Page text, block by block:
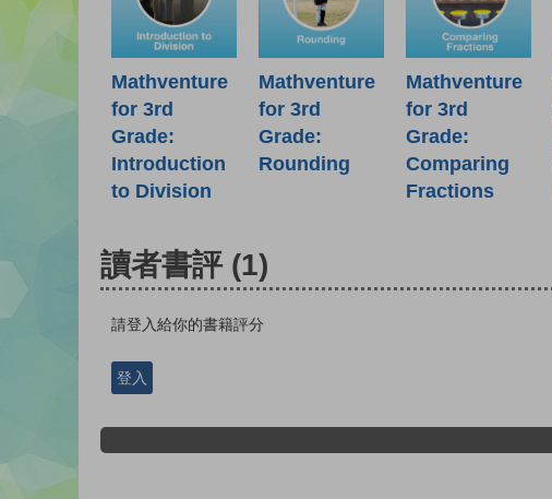
Mathventure
for 3rd
Grade:
Introduction
to Division
Mathventure
for 3rd
Grade:
Rounding
Mathventure
for 3rd
Grade:
Comparing
Fractions
讀者書評 (1)
請登入給你的書籍評分
登入